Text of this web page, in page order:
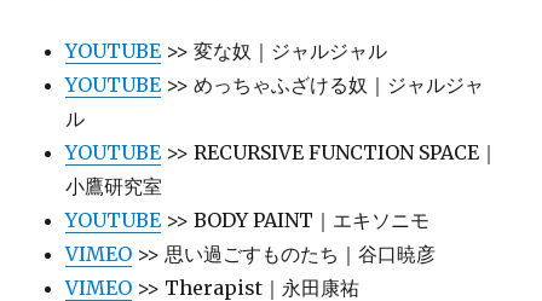
YOUTUBE >> 変な奴｜ジャルジャル
YOUTUBE >> めっちゃふざける奴｜ジャルジャ
ル
YOUTUBE >> RECURSIVE FUNCTION SPACE｜
小鷹研究室
YOUTUBE >> BODY PAINT｜エキソニモ
VIMEO >> 思い過ごすものたち｜谷口暁彦
VIMEO >> Therapist｜永田康祐